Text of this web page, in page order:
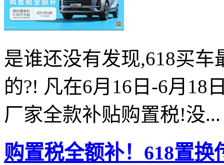
是谁还没有发现,618买
的?! 凡在6月16日-6月18
厂家全款补贴购置税!没...
购置税全额补！618置换